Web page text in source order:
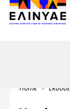
Skip to main content
Header Top 2
Header Top
Home